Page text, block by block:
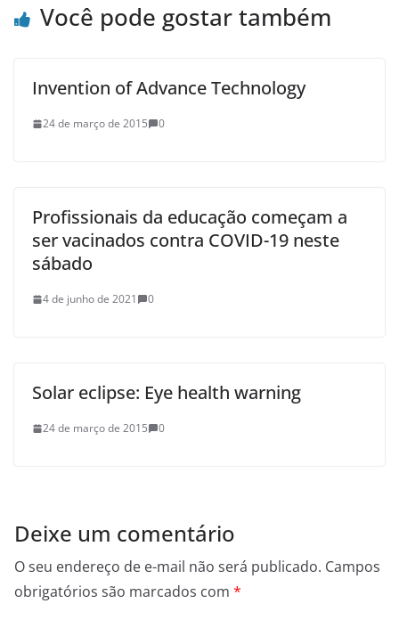
Você pode gostar também
Invention of Advance Technology
24 de março de 2015 0
Profissionais da educação começam a
ser vacinados contra COVID-19 neste
sábado
4 de junho de 2021 0
Solar eclipse: Eye health warning
24 de março de 2015 0
Deixe um comentário
O seu endereço de e-mail não será publicado. Campos
obrigatórios são marcados com *